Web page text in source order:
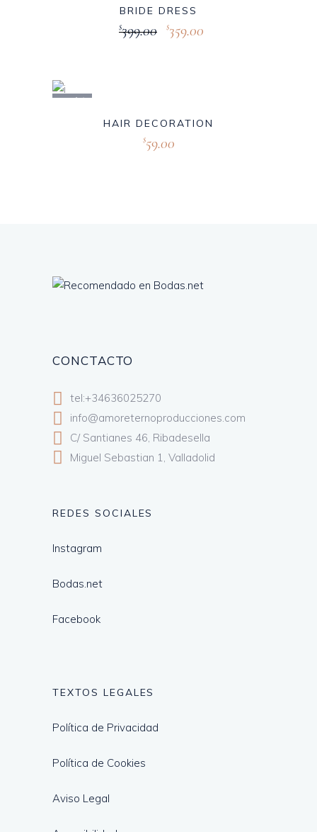
BRIDE DRESS
$399.00 $359.00
Sold
HAIR DECORATION
$59.00
CONCTACTO
tel:+34636025270
info@amoreternoproducciones.com
C/ Santianes 46, Ribadesella
Miguel Sebastian 1, Valladolid
REDES SOCIALES
Instagram
Bodas.net
Facebook
TEXTOS LEGALES
Política de Privacidad
Política de Cookies
Aviso Legal